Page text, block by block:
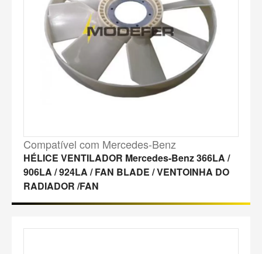
Compatível com Mercedes-Benz
HÉLICE VENTILADOR Mercedes-Benz 366LA /
906LA / 924LA / FAN BLADE / VENTOINHA DO
RADIADOR /FAN